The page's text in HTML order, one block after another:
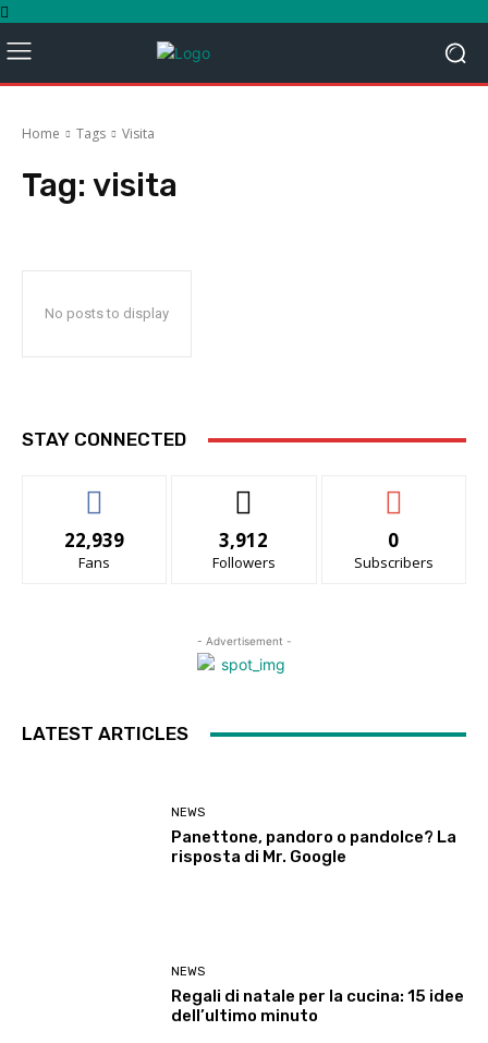
Home Tags Visita
Tag: visita
No posts to display
STAY CONNECTED
22,939
Fans
3,912
Followers
0
Subscribers
- Advertisement -
LATEST ARTICLES
NEWS
Panettone, pandoro o pandolce? La
risposta di Mr. Google
NEWS
Regali di natale per la cucina: 15 idee
dell’ultimo minuto